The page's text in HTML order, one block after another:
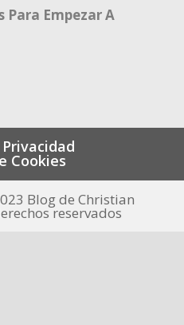
Empezar A
Cookies
Blog de Christian
reservados